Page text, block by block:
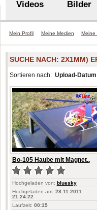
Videos Bilder
Mein Profil Meine Medien Meine
SUCHE NACH:2X1MM)
Sortieren nach: Upload-Datum
Bo-105 Haube mit Magnet..
Hochgeladen von: bluesky
Hochgeladen am: 28.11.2011
21:24:22
Laufzeit: 00:15